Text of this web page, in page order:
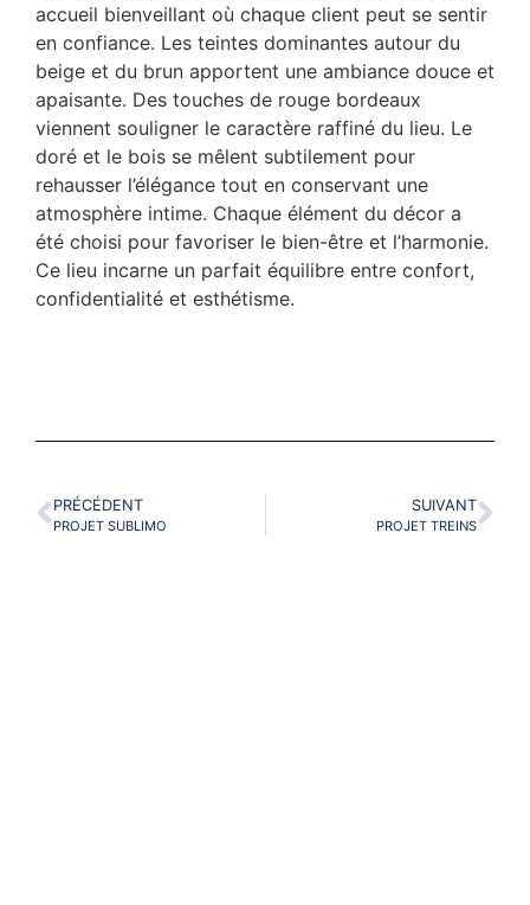
accueil bienveillant où chaque client peut se sentir
en confiance. Les teintes dominantes autour du
beige et du brun apportent une ambiance douce et
apaisante. Des touches de rouge bordeaux
viennent souligner le caractère raffiné du lieu. Le
doré et le bois se mêlent subtilement pour
rehausser l’élégance tout en conservant une
atmosphère intime. Chaque élément du décor a
été choisi pour favoriser le bien-être et l’harmonie.
Ce lieu incarne un parfait équilibre entre confort,
confidentialité et esthétisme.
PRÉCÉDENT
PROJET SUBLIMO
SUIVANT
PROJET TREINS